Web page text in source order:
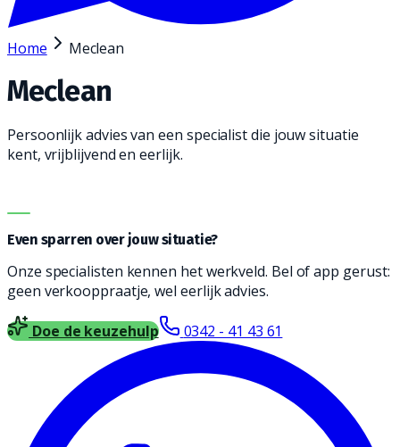
Home Meclean
Meclean
Persoonlijk advies van een specialist die jouw situatie
kent, vrijblijvend en eerlijk.
Meclean
DIRECT ADVIES
Even sparren over jouw situatie?
Onze specialisten kennen het werkveld. Bel of app gerust:
geen verkooppraatje, wel eerlijk advies.
Doe de keuzehulp 0342 - 41 43 61